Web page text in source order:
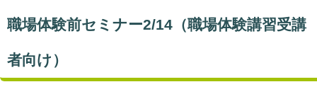
職場体験前セミナー2/14（職場体験講習受講
者向け）